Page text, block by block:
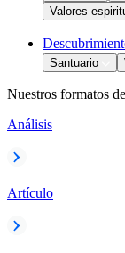
Valores
Santuario
Nuestros formatos
Análisis
Artículo